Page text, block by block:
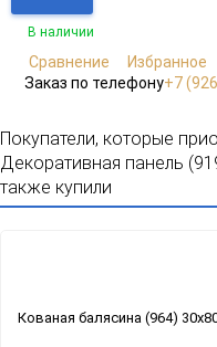
В наличии
Сравнение
Избранное
Заказ по телефону+7
Покупатели, которые
Декоративная панель
также купили
Кованая балясина (964)